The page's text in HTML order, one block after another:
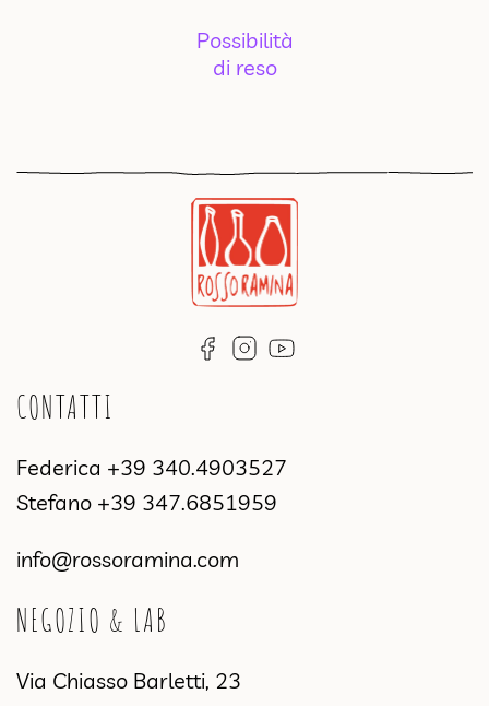
Possibilità
di reso
CONTATTI
Federica +39 340.4903527
Stefano +39 347.6851959
info@rossoramina.com
NEGOZIO & LAB
Via Chiasso Barletti, 23